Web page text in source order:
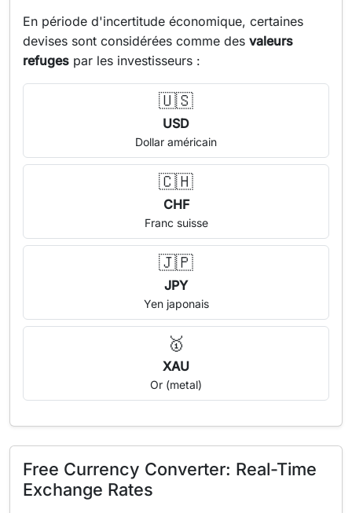
En période d'incertitude économique, certaines
devises sont considérées comme des valeurs
refuges par les investisseurs :
🇺🇸
USD
Dollar américain
🇨🇭
CHF
Franc suisse
🇯🇵
JPY
Yen japonais
🥇
XAU
Or (metal)
Free Currency Converter: Real-Time
Exchange Rates